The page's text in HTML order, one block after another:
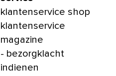
klantenservice shop
klantenservice
magazine
- bezorgklacht
indienen